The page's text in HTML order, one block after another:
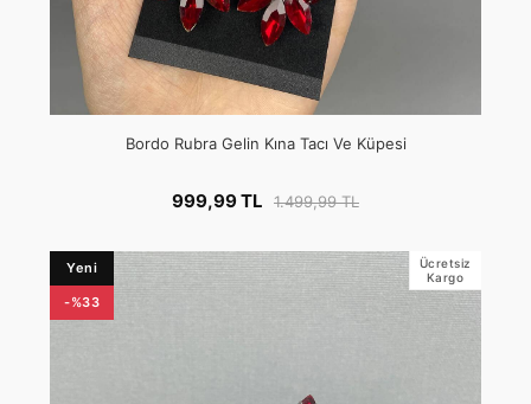
Bordo Rubra Gelin Kına Tacı Ve Küpesi
999,99 TL 1.499,99 TL
Yeni
-%33
Ücretsiz
Kargo